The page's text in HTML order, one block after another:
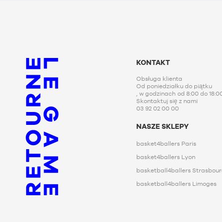
KONTAKT
Obsługa klienta
Od poniedziałku do piątku
, w godzinach od 8:00 do
Skontaktuj się z nami
03 92 02 00 00
NASZE SKLEPY
basket4ballers Paris
basket4ballers Lyon
basketball4ballers
basketball4ballers Limoges